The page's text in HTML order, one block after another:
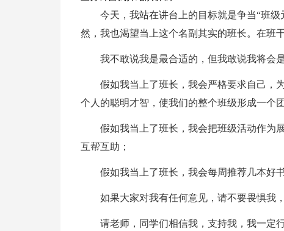
今天，我站在讲台上的目标就是争当“班
然，我也渴望当上这个名副其实的班长。在班
我不敢说我是最合适的，但我敢说我将会
假如我当上了班长，我会严格要求自己，
个人的聪明才智，使我们的整个班级形成一个
假如我当上了班长，我会把班级活动作为
互帮互助；
假如我当上了班长，我会每周推荐几本好
如果大家对我有任何意见，请不要畏惧我
请老师，同学们相信我，支持我，我一定行